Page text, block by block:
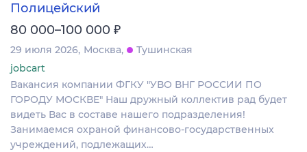
Полицейский
80 000–100 000 ₽
29 июля 2026 Москва
Тушинская
jobcart
Вакансия компании ФГКУ "УВО ВНГ РОССИИ ПО
ГОРОДУ МОСКВЕ" Наш дружный коллектив рад будет
видеть Вас в составе нашего подразделения!
Занимаемся охраной финансово-государственных
учреждений, подлежащих…